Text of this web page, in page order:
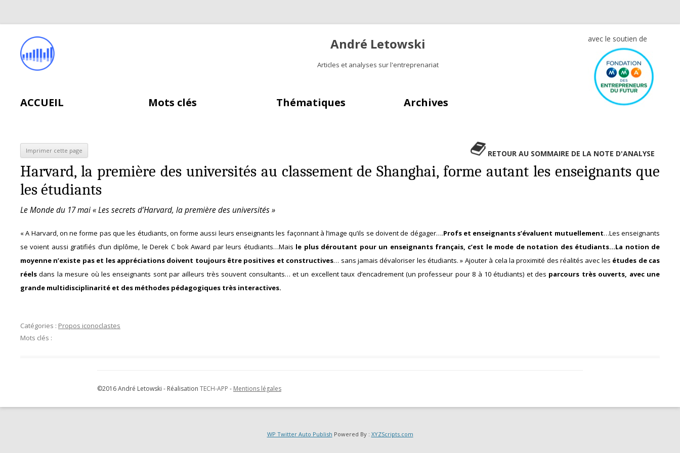
André Letowski
Articles et analyses sur l'entreprenariat
avec le soutien de
ACCUEIL Mots clés Thématiques Archives
RETOUR AU SOMMAIRE DE LA NOTE D'ANALYSE
Harvard, la première des universités au classement de Shanghai, forme autant les enseignants que
les étudiants
Le Monde du 17 mai « Les secrets d’Harvard, la première des universités »
« A Harvard, on ne forme pas que les étudiants, on forme aussi leurs enseignants les façonnant à l’image qu’ils se doivent de dégager….Profs et enseignants s’évaluent mutuellement…Les enseignants
se voient aussi gratifiés d’un diplôme, le Derek C bok Award par leurs étudiants…Mais le plus déroutant pour un enseignants français, c’est le mode de notation des étudiants…La notion de
moyenne n’existe pas et les appréciations doivent toujours être positives et constructives… sans jamais dévaloriser les étudiants. » Ajouter à cela la proximité des réalités avec les études de cas
réels dans la mesure où les enseignants sont par ailleurs très souvent consultants… et un excellent taux d’encadrement (un professeur pour 8 à 10 étudiants) et des parcours très ouverts, avec une
grande multidisciplinarité et des méthodes pédagogiques très interactives.
Catégories : Propos iconoclastes
Mots clés :
©2016 André Letowski - Réalisation TECH-APP - Mentions légales
WP Twitter Auto Publish Powered By : XYZScripts.com